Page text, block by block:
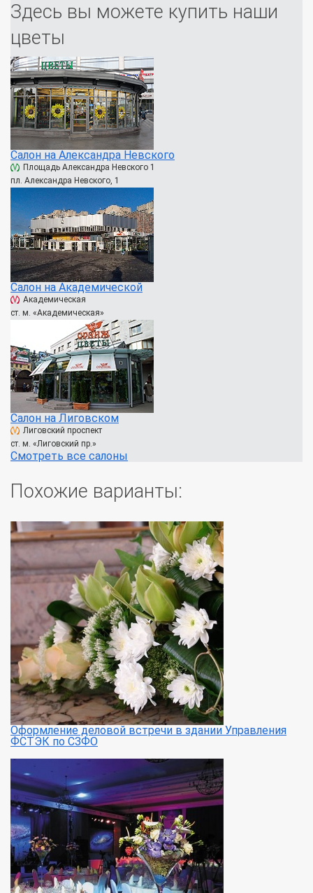
Здесь вы можете купить наши
цветы
Салон на Александра Невского
Площадь Александра Невского 1
пл. Александра Невского, 1
Салон на Академической
Академическая
ст. м. «Академическая»
Салон на Лиговском
Лиговский проспект
ст. м. «Лиговский пр.»
Смотреть все салоны
Похожие варианты:
Оформление деловой встречи в здании Управления
ФСТЭК по СЗФО